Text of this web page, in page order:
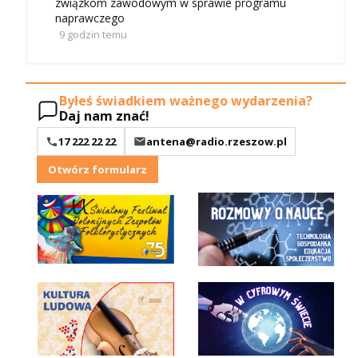
naprawczego
9 godzin temu
Byłeś świadkiem ważnego wydarzenia?
Daj nam znać!
17 222 22 22
antena@radio.rzeszow.pl
Otwórz formularz